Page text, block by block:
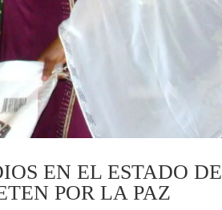
EN EL ESTADO DE
POR LA PAZ